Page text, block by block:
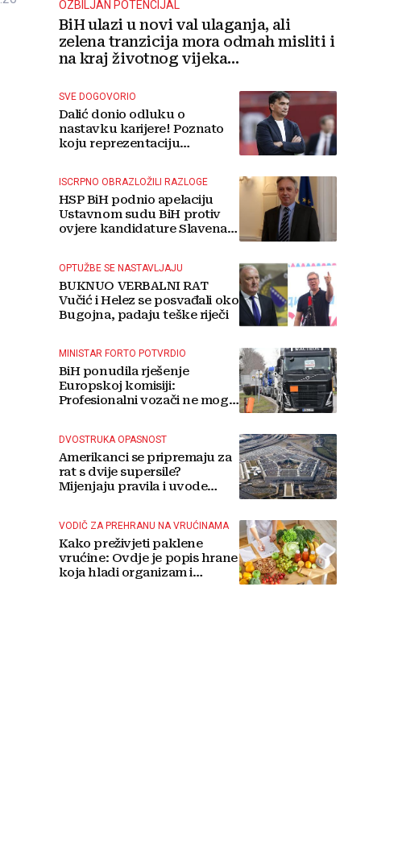
OZBILJAN POTENCIJAL
BiH ulazi u novi val ulaganja, ali
zelena tranzicija mora odmah misliti i
na kraj životnog vijeka
SVE DOGOVORIO
Dalić donio odluku o
nastavku karijere! Poznato
koju reprezentaciju
ISCRPNO OBRAZLOŽILI RAZLOGE
HSP BiH podnio apelaciju
Ustavnom sudu BiH protiv
ovjere kandidature Slavena
OPTUŽBE SE NASTAVLJAJU
BUKNUO VERBALNI RAT
Vučić i Helez se posvađali oko
Bugojna, padaju teške riječi
MINISTAR FORTO POTVRDIO
BiH ponudila rješenje
Europskoj komisiji:
Profesionalni vozači ne mogu
DVOSTRUKA OPASNOST
Amerikanci se pripremaju za
rat s dvije supersile?
Mijenjaju pravila i uvode
VODIČ ZA PREHRANU NA VRUĆINAMA
Kako preživjeti paklene
vrućine: Ovdje je popis hrane
koja hladi organizam i